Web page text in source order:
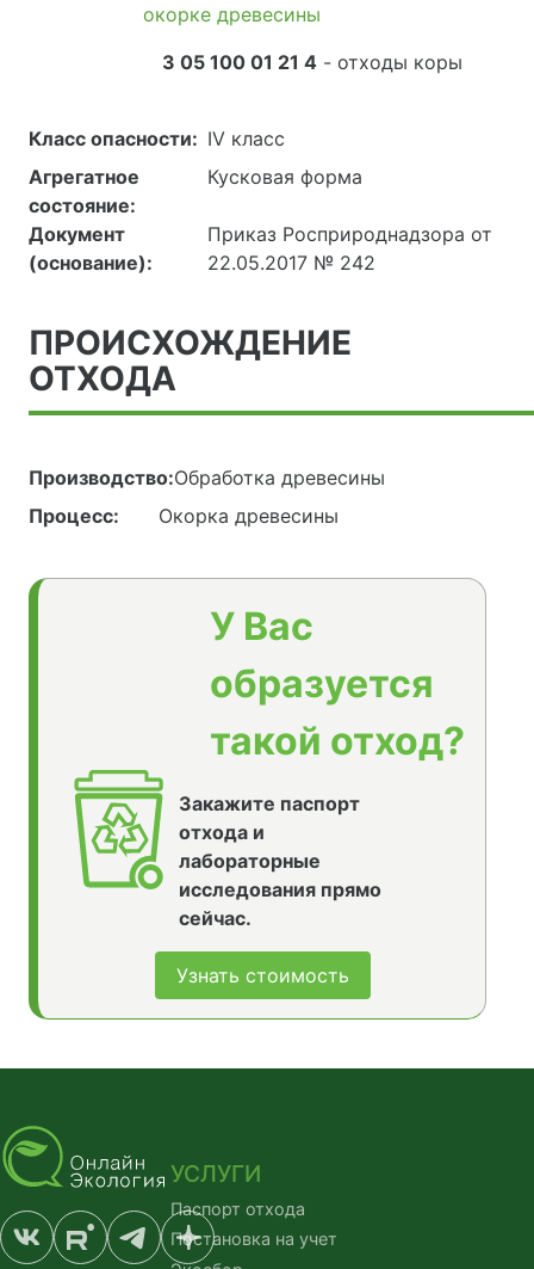
окорке древесины
3 05 100 01 21 4 - отходы коры
Класс опасности: IV класс
Агрегатное
состояние:
Кусковая форма
Документ
(основание):
Приказ Росприроднадзора от
22.05.2017 № 242
ПРОИСХОЖДЕНИЕ
ОТХОДА
Производство:Обработка древесины
Процесс:
Окорка древесины
У Вас
образуется
такой отход?
Закажите паспорт
отхода и
лабораторные
исследования прямо
сейчас.
Узнать стоимость
УСЛУГИ
Паспорт отхода
Постановка на учет